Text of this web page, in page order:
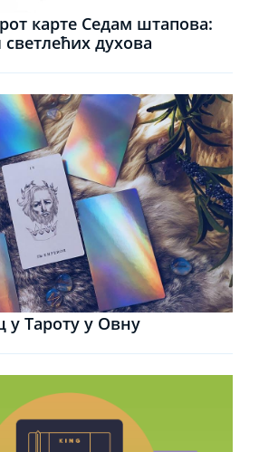
карте Седам штапова:
духова
Тароту у Овну